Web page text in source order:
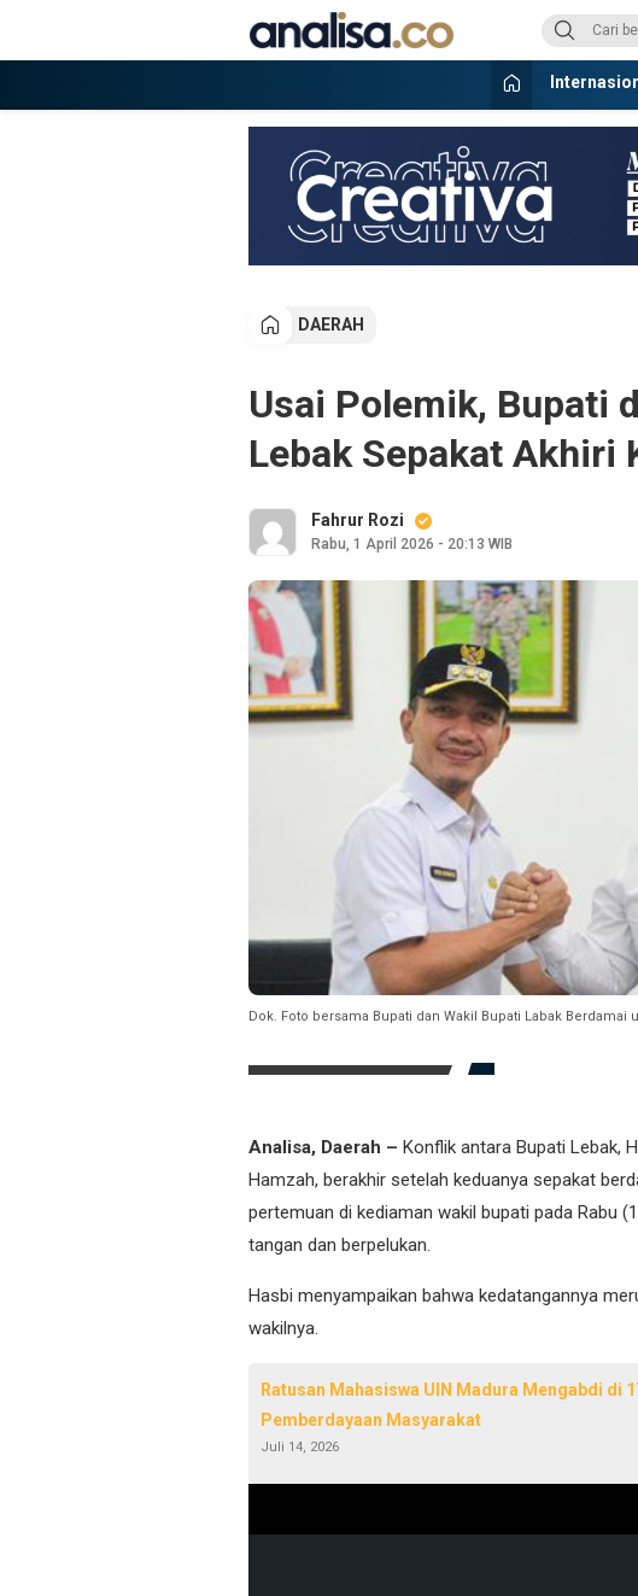
konten
DAERAH
Usai Polemik, Bupati
Lebak Sepakat Akhiri
Fahrur Rozi
Rabu, 1 April 2026 - 20:13 WIB
Dok. Foto bersama Bupati dan Wakil Bupati Labak Berdamai
Analisa, Daerah – Konflik antara Bupati Lebak,
Hamzah, berakhir setelah keduanya sepakat
pertemuan di kediaman wakil bupati pada Rabu
tangan dan berpelukan.
Hasbi menyampaikan bahwa kedatangannya
wakilnya.
Ratusan Mahasiswa UIN Madura Mengabdi di
Pemberdayaan Masyarakat
Juli 14, 2026